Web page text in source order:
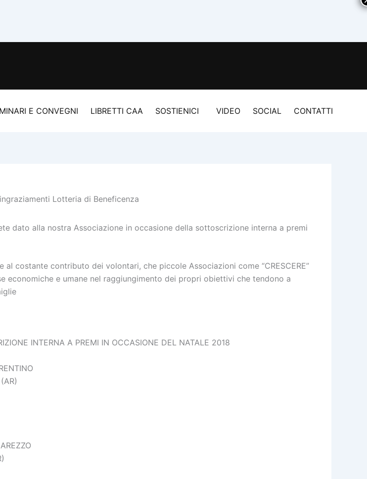
E CONVEGNI LIBRETTI CAA SOSTIENICI VIDEO SOCIAL CONTATTI
Lotteria di Beneficenza
dato alla nostra Associazione in occasione della sottoscrizione interna a premi
costante contributo dei volontari, che piccole Associazioni come “CRESCERE”
economiche e umane nel raggiungimento dei propri obiettivi che tendono a
INTERNA A PREMI IN OCCASIONE DEL NATALE 2018